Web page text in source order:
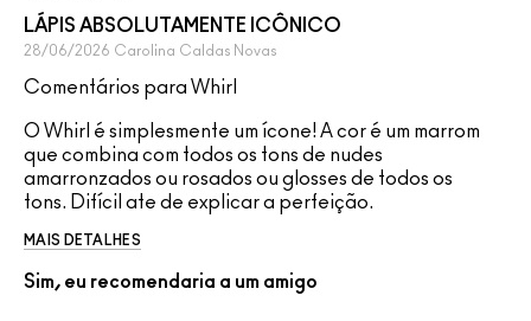
LÁPIS ABSOLUTAMENTE ICÔNICO
28/06/2026 Carolina Caldas Novas
Comentários para Whirl
O Whirl é simplesmente um ícone! A cor é um marrom
que combina com todos os tons de nudes
amarronzados ou rosados ou glosses de todos os
tons. Difícil ate de explicar a perfeição.
MAIS DETALHES
Sim, eu recomendaria a um amigo